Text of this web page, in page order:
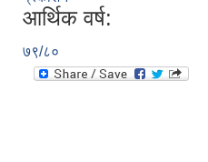
आर्थिक वर्ष:
७९/८०